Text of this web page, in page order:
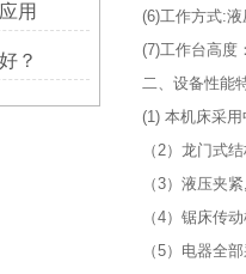
用
？
(6)工作方式:
(7)工作台高度
二、设备性能
(1) 本机床采用
（2）龙门式
（3）液压夹
（4）锯床传
（5）电器全